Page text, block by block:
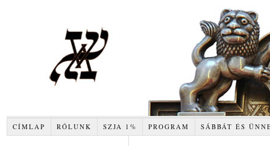
CÍMLAP RÓLUNK SZJA 1% PROGRAM SÁBBÁT ÉS